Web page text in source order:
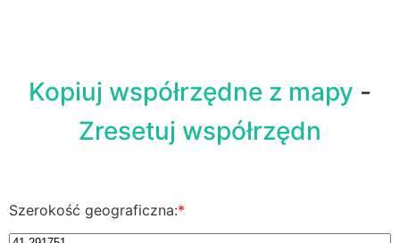
Kopiuj współrzędne z mapy -
Zresetuj współrzędn
Szerokość geograficzna:*